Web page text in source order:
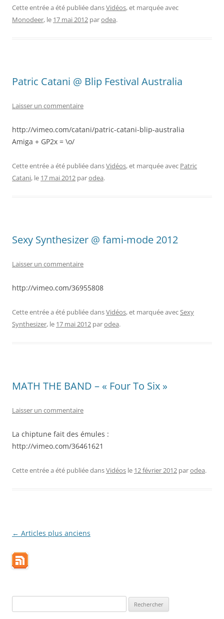
Cette entrée a été publiée dansVidéos, et marquée avec
Monodeer, le 17 mai 2012 parodea.
Patric Catani @ Blip Festival Australia
Laisser un commentaire
http://vimeo.com/catani/patric-catani-blip-australia
Amiga + GP2x = \o/
Cette entrée a été publiée dansVidéos, et marquée avec Patric
Catani, le 17 mai 2012 parodea.
Sexy Synthesizer @ fami-mode 2012
Laisser un commentaire
http://vimeo.com/36955808
Cette entrée a été publiée dansVidéos, et marquée avecSexy
Synthesizer, le 17 mai 2012 parodea.
MATH THE BAND – « Four To Six »
Laisser un commentaire
La chiptune fait des émules :
http://vimeo.com/36461621
Cette entrée a été publiée dansVidéos le 12 février 2012 parodea.
Navigation
articles
← Articles plus anciens